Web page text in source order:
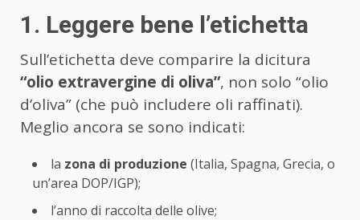
1. Leggere bene l’etichetta
Sull’etichetta deve comparire la dicitura
“olio extravergine di oliva”, non solo “olio
d’oliva” (che può includere oli raffinati).
Meglio ancora se sono indicati:
la zona di produzione (Italia, Spagna, Grecia, o
un’area DOP/IGP);
l’anno di raccolta delle olive;